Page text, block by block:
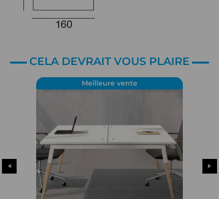
CELA DEVRAIT VOUS PLAIRE
Meilleure vente